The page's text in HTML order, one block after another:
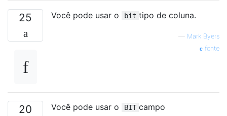
25 Você pode usar o bit tipo de coluna.
— Mark Byers
fonte
20 Você pode usar o BIT campo